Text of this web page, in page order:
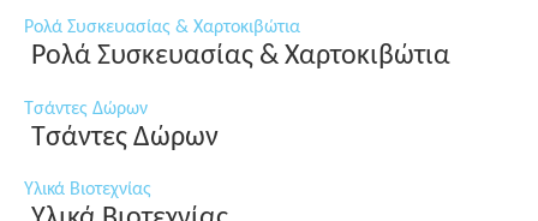
Ρολά Συσκευασίας & Χαρτοκιβώτια
Ρολά Συσκευασίας & Χαρτοκιβώτια
Τσάντες Δώρων
Τσάντες Δώρων
Υλικά Βιοτεχνίας